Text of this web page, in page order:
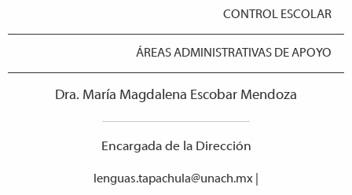
CONTROL ESCOLAR
ÁREAS ADMINISTRATIVAS DE APOYO
Dra. María Magdalena Escobar Mendoza
Encargada de la Dirección
lenguas.tapachula@unach.mx |